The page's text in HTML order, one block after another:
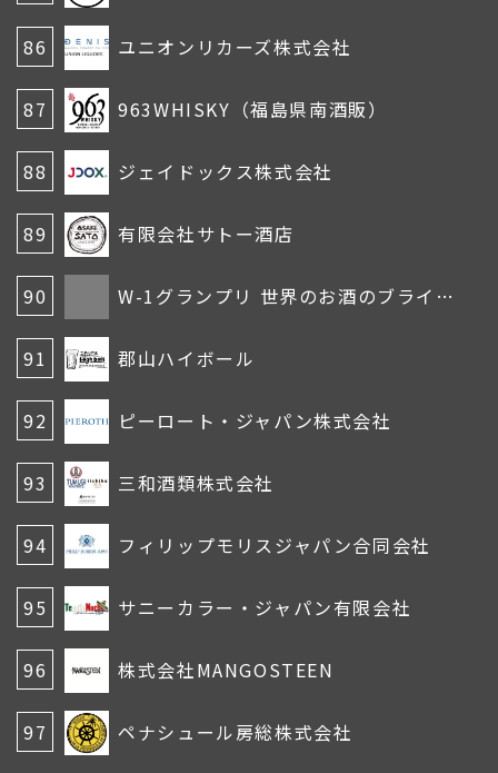
86 ユニオンリカーズ株式会社
87 963WHISKY（福島県南酒販）
88 ジェイドックス株式会社
89 有限会社サトー酒店
90 W-1グランプリ 世界のお酒のブラインドテイスティング
91 郡山ハイボール
92 ピーロート・ジャパン株式会社
93 三和酒類株式会社
94 フィリップモリスジャパン合同会社
95 サニーカラー・ジャパン有限会社
96 株式会社MANGOSTEEN
97 ペナシュール房総株式会社